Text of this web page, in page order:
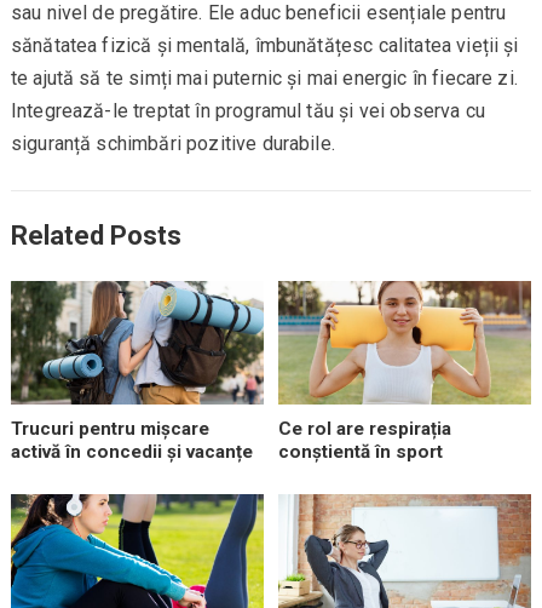
sau nivel de pregătire. Ele aduc beneficii esențiale pentru
sănătatea fizică și mentală, îmbunătățesc calitatea vieții și
te ajută să te simți mai puternic și mai energic în fiecare zi.
Integrează-le treptat în programul tău și vei observa cu
siguranță schimbări pozitive durabile.
Related Posts
Trucuri pentru mișcare
activă în concedii și vacanțe
Ce rol are respirația
conștientă în sport